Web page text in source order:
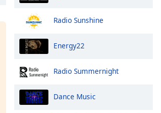
Radio Sunshine
Energy22
Radio Summernight
Dance Music